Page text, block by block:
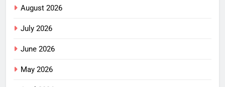
August 2026
July 2026
June 2026
May 2026